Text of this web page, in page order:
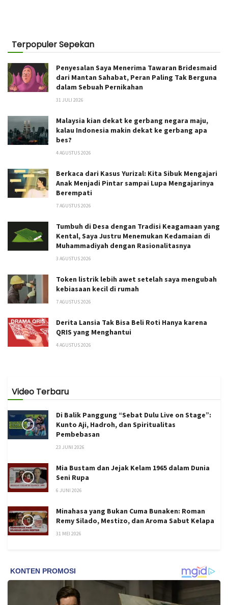
Terpopuler Sepekan
Penyesalan Saya Menerima Tawaran Bridesmaid
dari Mantan Sahabat, Peran Paling Tak Berguna
dalam Sebuah Pernikahan
31 JULI 2026
Malaysia kian dekat ke gerbang negara maju,
kalau Indonesia makin dekat ke gerbang apa
bes?
4 AGUSTUS 2026
Berkaca dari Kasus Yurizal: Kita Sibuk Mengajari
Anak Menjadi Pintar sampai Lupa Mengajarinya
Berempati
7 AGUSTUS 2026
Tumbuh di Desa dengan Tradisi Keagamaan yang
Kental, Saya Justru Menemukan Kedamaian di
Muhammadiyah dengan Rasionalitasnya
3 AGUSTUS 2026
Token listrik lebih awet setelah saya mengubah
kebiasaan kecil di rumah
7 AGUSTUS 2026
Derita Lansia Tak Bisa Beli Roti Hanya karena
QRIS yang Menghantui
4 AGUSTUS 2026
Video Terbaru
Di Balik Panggung “Sebat Dulu Live on Stage”:
Kunto Aji, Hadroh, dan Spiritualitas
Pembebasan
23 JUNI 2026
Mia Bustam dan Jejak Kelam 1965 dalam Dunia
Seni Rupa
6 JUNI 2026
Minahasa yang Bukan Cuma Bunaken: Roman
Remy Silado, Mestizo, dan Aroma Sabut Kelapa
31 MEI 2026